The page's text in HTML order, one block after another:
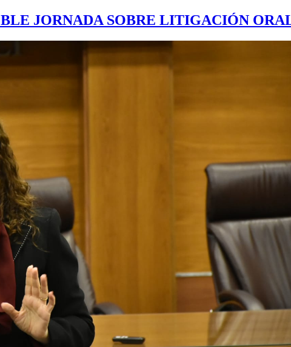
JORNADA SOBRE LITIGACIÓN